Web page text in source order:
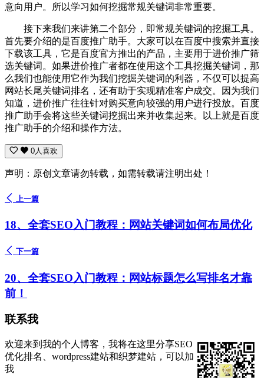
意向用户。所以学习如何挖掘常规关键词非常重要。
接下来我们来讲第二个部分，即常规关键词的挖掘工具。
首先要介绍的是百度推广助手。大家可以在百度中搜索并直接
下载该工具，它是百度官方推出的产品，主要用于进价推广筛
选关键词。如果进价推广者都在使用这个工具挖掘关键词，那
么我们也能使用它作为我们挖掘关键词的利器，不仅可以提高
网站长尾关键词排名，还有助于实现精准客户成交。因为我们
知道，进价推广往往针对购买意向较强的用户进行投放。百度
推广助手会将这些关键词挖掘出来并收集起来。以上就是百度
推广助手的介绍和操作方法。
0人喜欢
声明：原创文章请勿转载，如需转载请注明出处！
上一篇
18、全套SEO入门教程：网站关键词如何布局优化
下一篇
20、全套SEO入门教程：网站标题怎么写排名才靠
前！
联系我
欢迎来到我的个人博客，我将在这里分享SEO
优化排名、wordpress建站和织梦建站，可以加
我